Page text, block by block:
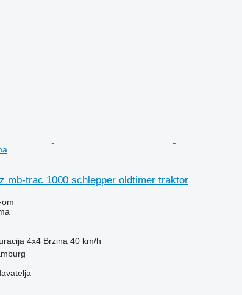
mb-trac 1000 schlepper oldtimer traktor
om
4x4 Brzina 40 km/h